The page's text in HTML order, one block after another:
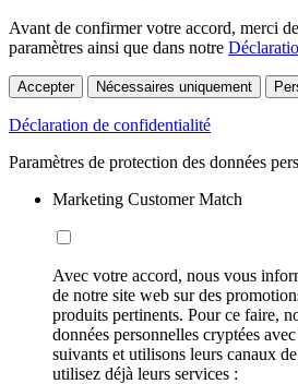
Avant de confirmer votre accord, merci
paramètres ainsi que dans notre
Accepter Nécessaires uniquement
Déclaration de confidentialité
Paramètres de protection des données
Marketing Customer Match
Avec votre accord, nous vous
de notre site web sur des
produits pertinents. Pour ce faire,
données personnelles cryptées
suivants et utilisons leurs canaux
utilisez déjà leurs services :